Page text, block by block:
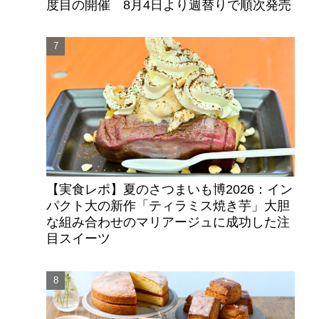
度目の開催 8月4日より週替りで順次発売
【実食レポ】夏のさつまいも博2026：イン
パクト大の新作「ティラミス焼き芋」大胆
な組み合わせのマリアージュに成功した注
目スイーツ